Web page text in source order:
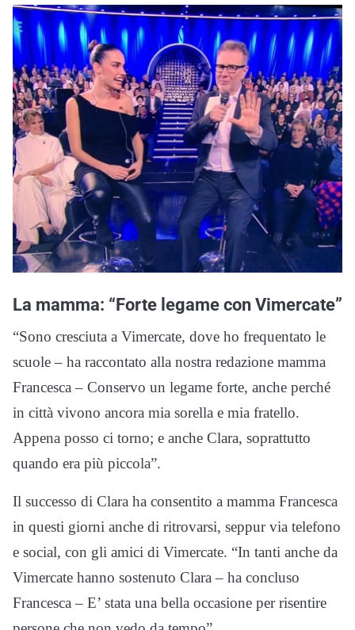
La mamma: “Forte legame con Vimercate”
“Sono cresciuta a Vimercate, dove ho frequentato le
scuole – ha raccontato alla nostra redazione mamma
Francesca – Conservo un legame forte, anche perché
in città vivono ancora mia sorella e mia fratello.
Appena posso ci torno; e anche Clara, soprattutto
quando era più piccola”.
Il successo di Clara ha consentito a mamma Francesca
in questi giorni anche di ritrovarsi, seppur via telefono
e social, con gli amici di Vimercate. “In tanti anche da
Vimercate hanno sostenuto Clara – ha concluso
Francesca – E’ stata una bella occasione per risentire